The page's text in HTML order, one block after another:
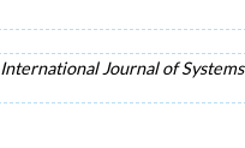
International Journal of Systems